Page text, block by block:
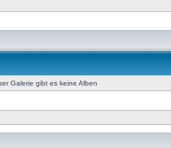
Galerie gibt es keine Alben